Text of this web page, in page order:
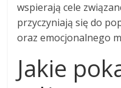
wspierają cele
przyczyniają się do
oraz emocjonalnego
Jakie